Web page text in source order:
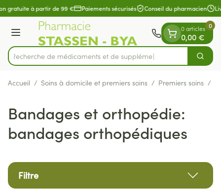
Aller au contenu
1 de 1
gratuite à partir de 99 € Paiements sécurisés Conseil du pharmacien
Menu
Rechercher
Recherche de médicame
0 articles
0,00 €
0
Accueil / Soins à domicile et premiers soins / Premiers soins /
Bandages et orthopédie:
bandages orthopédiques
Filtre